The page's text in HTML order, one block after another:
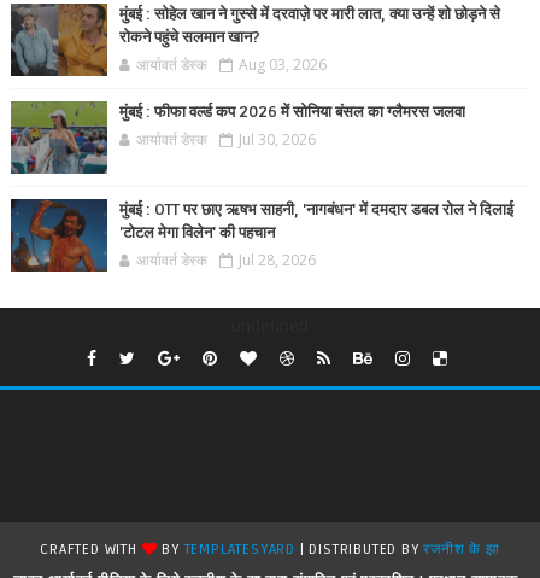
मुंबई : सोहेल खान ने गुस्से में दरवाज़े पर मारी लात, क्या उन्हें शो छोड़ने से
रोकने पहुंचे सलमान खान?
आर्यावर्त डेस्क Aug 03, 2026
मुंबई : फीफा वर्ल्ड कप 2026 में सोनिया बंसल का ग्लैमरस जलवा
आर्यावर्त डेस्क Jul 30, 2026
मुंबई : OTT पर छाए ऋषभ साहनी, 'नागबंधन' में दमदार डबल रोल ने दिलाई
'टोटल मेगा विलेन' की पहचान
आर्यावर्त डेस्क Jul 28, 2026
CRAFTED WITH BYTEMPLATESYARD | DISTRIBUTED BYरजनीश के झा